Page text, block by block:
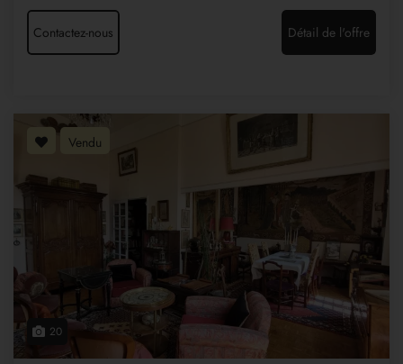
Contactez-nous Détail de l'offre
Vendu
20